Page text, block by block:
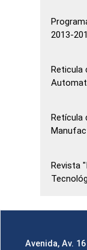
2013-
Reticula
Retícula
Revista
Avenida, Av.